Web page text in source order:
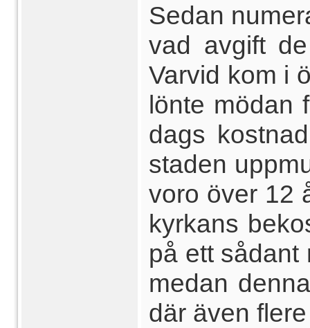
Sedan
vad avgift
Varvid kom i
lönte mödan
dags
staden
voro över 12
kyrkans
på ett sådant
medan
där även